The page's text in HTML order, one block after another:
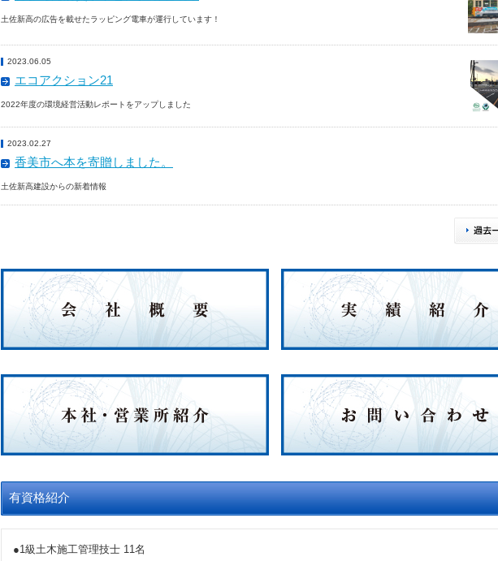
土佐新高の広告を載せたラッピング電車が運行しています！
2023.06.05
エコアクション21
2022年度の環境経営活動レポートをアップしました
2023.02.27
香美市へ本を寄贈しました。
土佐新高建設からの新着情報
有資格紹介
●1級土木施工管理技士 11名